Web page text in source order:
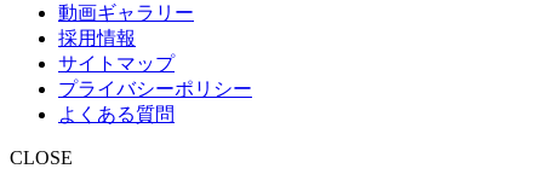
動画ギャラリー
採用情報
サイトマップ
プライバシーポリシー
よくある質問
CLOSE